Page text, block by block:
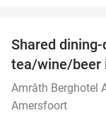
Shared
tea/wine/beer
Amrâth Berghotel
Amersfoort